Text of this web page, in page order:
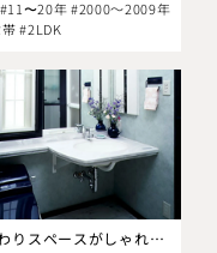
〜20年 #2000～2009年
#2LDK
水まわりスペースがしゃれたパウダールームとゆとりの浴室に変身